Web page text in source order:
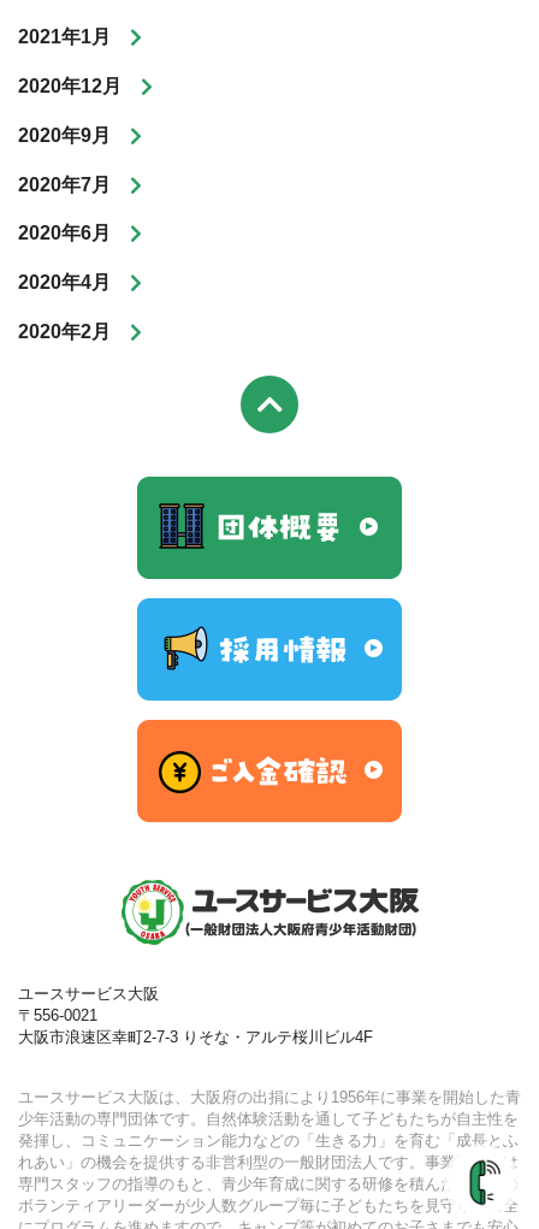
2021年1月
2020年12月
2020年9月
2020年7月
2020年6月
2020年4月
2020年2月
ユースサービス大阪
〒556-0021
大阪市浪速区幸町2-7-3 りそな・アルテ桜川ビル4F
ユースサービス大阪は、大阪府の出捐により1956年に事業を開始した⻘
少年活動の専門団体です。自然体験活動を通して子どもたちが自主性を
発揮し、コミュニケーション能力などの「生きる力」を育む「成⻑とふ
れあい」の機会を提供する非営利型の一般財団法人です。事業運営には
専門スタッフの指導のもと、⻘少年育成に関する研修を積んだ大学生の
ボランティアリーダーが少人数グループ毎に子どもたちを見守り、安全